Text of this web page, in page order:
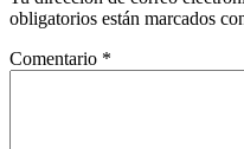
obligatorios están marcados
Comentario *